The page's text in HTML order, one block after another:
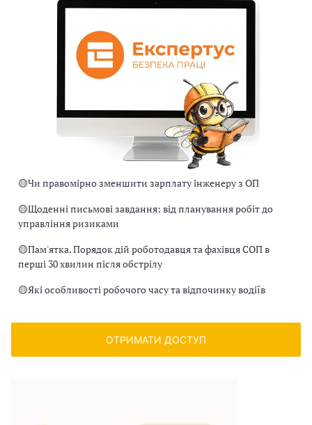
🟡Чи правомірно зменшити зарплату інженеру з ОП
🟡Щоденні письмові завдання: від планування робіт до
управління ризиками
🟡Пам'ятка. Порядок дій роботодавця та фахівця СОП в
перші 30 хвилин після обстрілу
🟡Які особливості робочого часу та відпочинку водіїв
ОТРИМАТИ ДОСТУП